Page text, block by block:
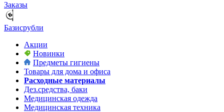
Заказы
Базисрубли
Акции
Новинки
Предметы гигиены
Товары для дома и офиса
Расходные материалы
Дез.средства, баки
Медицинская одежда
Медицинская техника